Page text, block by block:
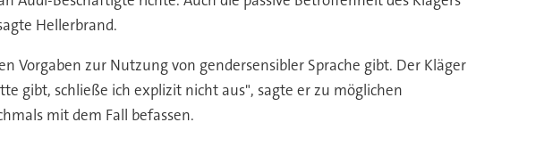
Hellerbrand.
Vorgaben zur Nutzung von gendersensibler Sprache gibt. Der Kläger
gibt, schließe ich explizit nicht aus", sagte er zu möglichen
mit dem Fall befassen.